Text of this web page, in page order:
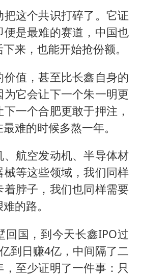
这个共识打碎了。它证
便是最难的赛道，中国也
来，也能开始抢份额。
值，甚至比长鑫自身的
它会让下一个朱一明更
一个合肥更敢于押注，
难的时候多熬一年。
航空发动机、半导体材
等这些领域，我们同样
脖子，我们也同样需要
的路。
回国，到今天长鑫IPO过
到日赚4亿，中间隔了二
至少证明了一件事：只